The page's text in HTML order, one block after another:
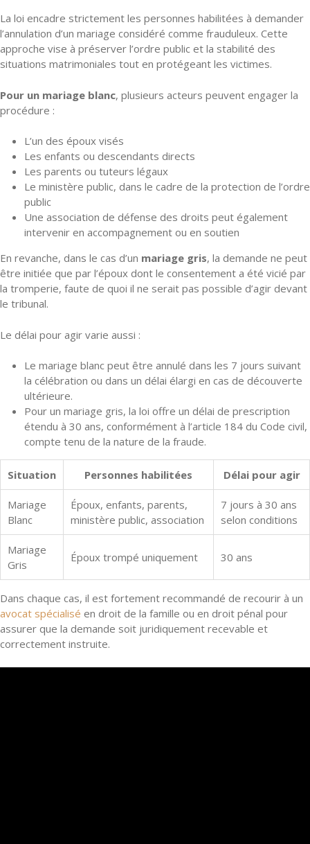
La loi encadre strictement les personnes habilitées à demander
l’annulation d’un mariage considéré comme frauduleux. Cette
approche vise à préserver l’ordre public et la stabilité des
situations matrimoniales tout en protégeant les victimes.
Pour un mariage blanc, plusieurs acteurs peuvent engager la
procédure :
L’un des époux visés
Les enfants ou descendants directs
Les parents ou tuteurs légaux
Le ministère public, dans le cadre de la protection de l’ordre
public
Une association de défense des droits peut également
intervenir en accompagnement ou en soutien
En revanche, dans le cas d’un mariage gris, la demande ne peut
être initiée que par l’époux dont le consentement a été vicié par
la tromperie, faute de quoi il ne serait pas possible d’agir devant
le tribunal.
Le délai pour agir varie aussi :
Le mariage blanc peut être annulé dans les 7 jours suivant
la célébration ou dans un délai élargi en cas de découverte
ultérieure.
Pour un mariage gris, la loi offre un délai de prescription
étendu à 30 ans, conformément à l’article 184 du Code civil,
compte tenu de la nature de la fraude.
Situation Personnes habilitées Délai pour agir
Mariage
Blanc
Époux, enfants, parents,
ministère public, association
7 jours à 30 ans
selon conditions
Mariage
Gris
Époux trompé uniquement 30 ans
Dans chaque cas, il est fortement recommandé de recourir à un
avocat spécialisé en droit de la famille ou en droit pénal pour
assurer que la demande soit juridiquement recevable et
correctement instruite.